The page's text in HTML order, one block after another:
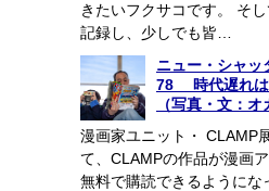
きたいフクサコです。 そ
記録し、少しでも皆…
ニュー・シャ
78 時代遅れは
（写真・文：オ
漫画家ユニット・ CLAMP
て、CLAMPの作品が漫画
無料で購読できるようにな